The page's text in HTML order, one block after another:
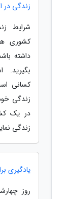
زندگی در
شرایط
کشوری
داشته
بگیرید.
کسانی
زندگی
در یک
زندگی
یادگیری
روز